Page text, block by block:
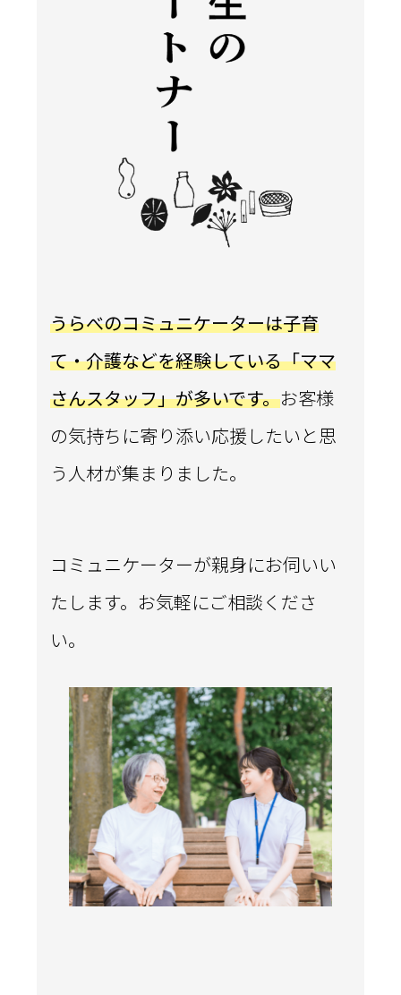
うらべのコミュニケーターは子育
て・介護などを経験している「ママ
さんスタッフ」が多いです。お客様
の気持ちに寄り添い応援したいと思
う人材が集まりました。
コミュニケーターが親身にお伺いい
たします。 お気軽にご相談くださ
い。